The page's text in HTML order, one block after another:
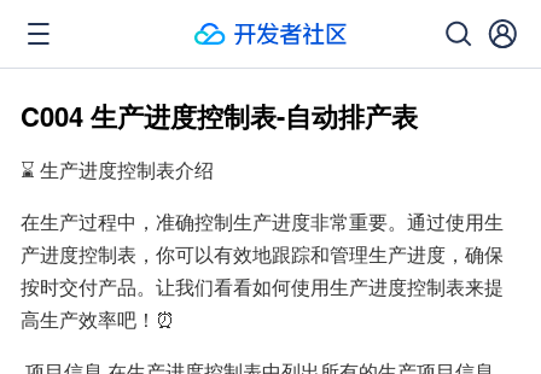
C004 生产进度控制表-自动排产表
⌛ 生产进度控制表介绍
在生产过程中，准确控制生产进度非常重要。通过使用生
产进度控制表，你可以有效地跟踪和管理生产进度，确保
按时交付产品。让我们看看如何使用生产进度控制表来提
高生产效率吧！⏰